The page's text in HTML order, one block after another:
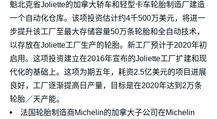
魁北克省Joliette的加拿大轿车和轻型卡车轮胎制造厂建造
一个自动化仓库。该项投资估计约4千500万美元，将进一
步提升该工厂至最大存储容量50万条轮胎和全自动技术，
以存放在Joliette工厂生产的轮胎。新工厂预计于2020年初
启用。这项投资建立在2016年宣布的Joliette工厂扩建和现
代化的基础上。这项为期五年，耗资2.5亿美元的项目进展
良好，工厂逐渐提高日产量，目标是在2020年达到2万条
轮胎／天产能。
法国轮胎制造商Michelin的加拿大子公司在Michelin